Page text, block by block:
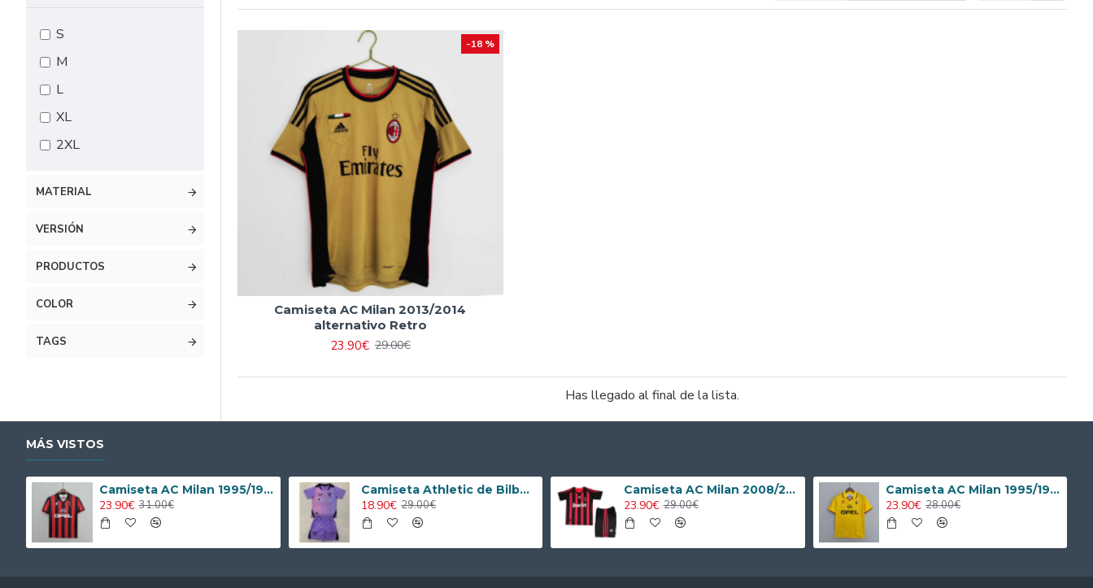
MATERIAL
VERSIÓN
PRODUCTOS
COLOR
S
M
L
XL
2XL
TAGS
-18 %
Camiseta AC Milan 2013/2014
alternativo Retro
23.90€ 29.00€
Has llegado al final de la lista.
MÁS VISTOS
Camiseta AC Milan 1995/1996 Local Retro
23.90€ 31.00€
Camiseta Athletic de Bilbao 2024/2025 Alternativo Niño Kit
18.90€ 29.00€
Camiseta AC Milan 2008/2009 Local Retro Niño Kit
23.90€ 29.00€
Camiseta AC Milan 1995/1996 Alternativo Retro
23.90€ 28.00€